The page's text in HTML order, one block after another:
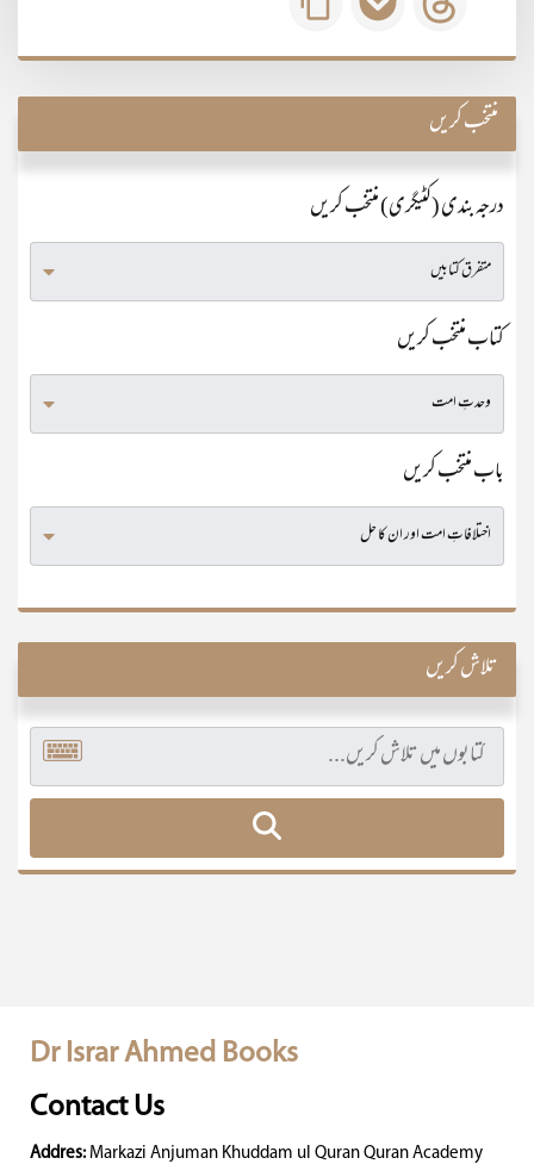
منتخب کریں
درجہ بندی (کٹیگری) منتخب کریں
کتاب منتخب کریں
باب منتخب کریں
تلاش کریں
Dr Israr Ahmed Books
Contact Us
Addres: Markazi Anjuman Khuddam ul Quran Quran Academy